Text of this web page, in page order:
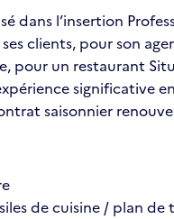
dans l’insertion
clients, pour son
pour un restaurant
significative
saisonnier
de cuisine / plan de